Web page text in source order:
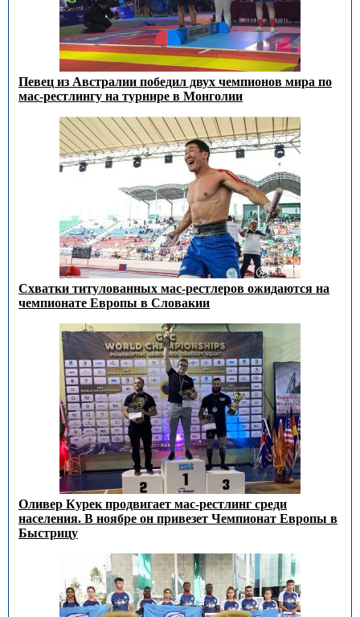
Певец из Австралии победил двух чемпионов мира по
мас-рестлингу на турнире в Монголии
Схватки титулованных мас-рестлеров ожидаются на
чемпионате Европы в Словакии
Оливер Курек продвигает мас-рестлинг среди
населения. В ноябре он привезет Чемпионат Европы в
Быстрицу